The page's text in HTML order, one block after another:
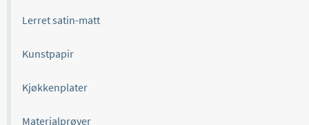
Lerret satin-matt
Kunstpapir
Kjøkkenplater
Materialprøver